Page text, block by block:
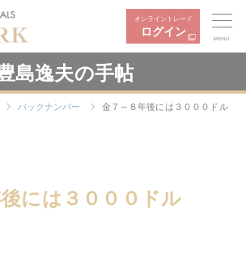
オンライントレード
ログイン
MENU
島逸夫の手帖
バックナンバー 金７～８年後には３０００ドル
には３０００ドル